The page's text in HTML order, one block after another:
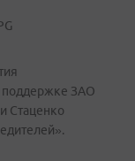
поддержке ЗАО
Стаценко